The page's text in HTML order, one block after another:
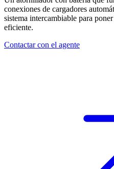
conexiones de cargadores
sistema intercambiable para
eficiente.
Contactar con el agente